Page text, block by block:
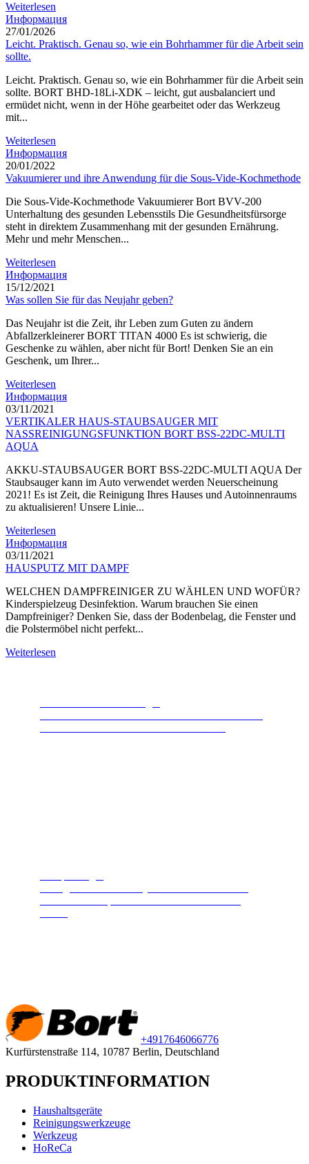
Weiterlesen
Информация
27/01/2026
Leicht. Praktisch. Genau so, wie ein Bohrhammer für die Arbeit sein
sollte.
Leicht. Praktisch. Genau so, wie ein Bohrhammer für die Arbeit sein
sollte. BORT BHD-18Li-XDK – leicht, gut ausbalanciert und
ermüdet nicht, wenn in der Höhe gearbeitet oder das Werkzeug
mit...
Weiterlesen
Информация
20/01/2022
Vakuumierer und ihre Anwendung für die Sous-Vide-Kochmethode
Die Sous-Vide-Kochmethode Vakuumierer Bort BVV-200
Unterhaltung des gesunden Lebensstils Die Gesundheitsfürsorge
steht in direktem Zusammenhang mit der gesunden Ernährung.
Mehr und mehr Menschen...
Weiterlesen
Информация
15/12/2021
Was sollen Sie für das Neujahr geben?
Das Neujahr ist die Zeit, ihr Leben zum Guten zu ändern
Abfallzerkleinerer BORT TITAN 4000 Es ist schwierig, die
Geschenke zu wählen, aber nicht für Bort! Denken Sie an ein
Geschenk, um Ihrer...
Weiterlesen
Информация
03/11/2021
VERTIKALER HAUS-STAUBSAUGER MIT
NASSREINIGUNGSFUNKTION BORT BSS-22DC-MULTI
AQUA
AKKU-STAUBSAUGER BORT BSS-22DC-MULTI AQUA Der
Staubsauger kann im Auto verwendet werden Neuerscheinung
2021! Es ist Zeit, die Reinigung Ihres Hauses und Autoinnenraums
zu aktualisieren! Unsere Linie...
Weiterlesen
Информация
03/11/2021
HAUSPUTZ MIT DAMPF
WELCHEN DAMPFREINIGER ZU WÄHLEN UND WOFÜR?
Kinderspielzeug Desinfektion. Warum brauchen Sie einen
Dampfreiniger? Denken Sie, dass der Bodenbelag, die Fenster und
die Polstermöbel nicht perfekt...
Weiterlesen
+4917646066776
Kurfürstenstraße 114, 10787 Berlin, Deutschland
PRODUKTINFORMATION
Haushaltsgeräte
Reinigungswerkzeuge
Werkzeug
HoReCa